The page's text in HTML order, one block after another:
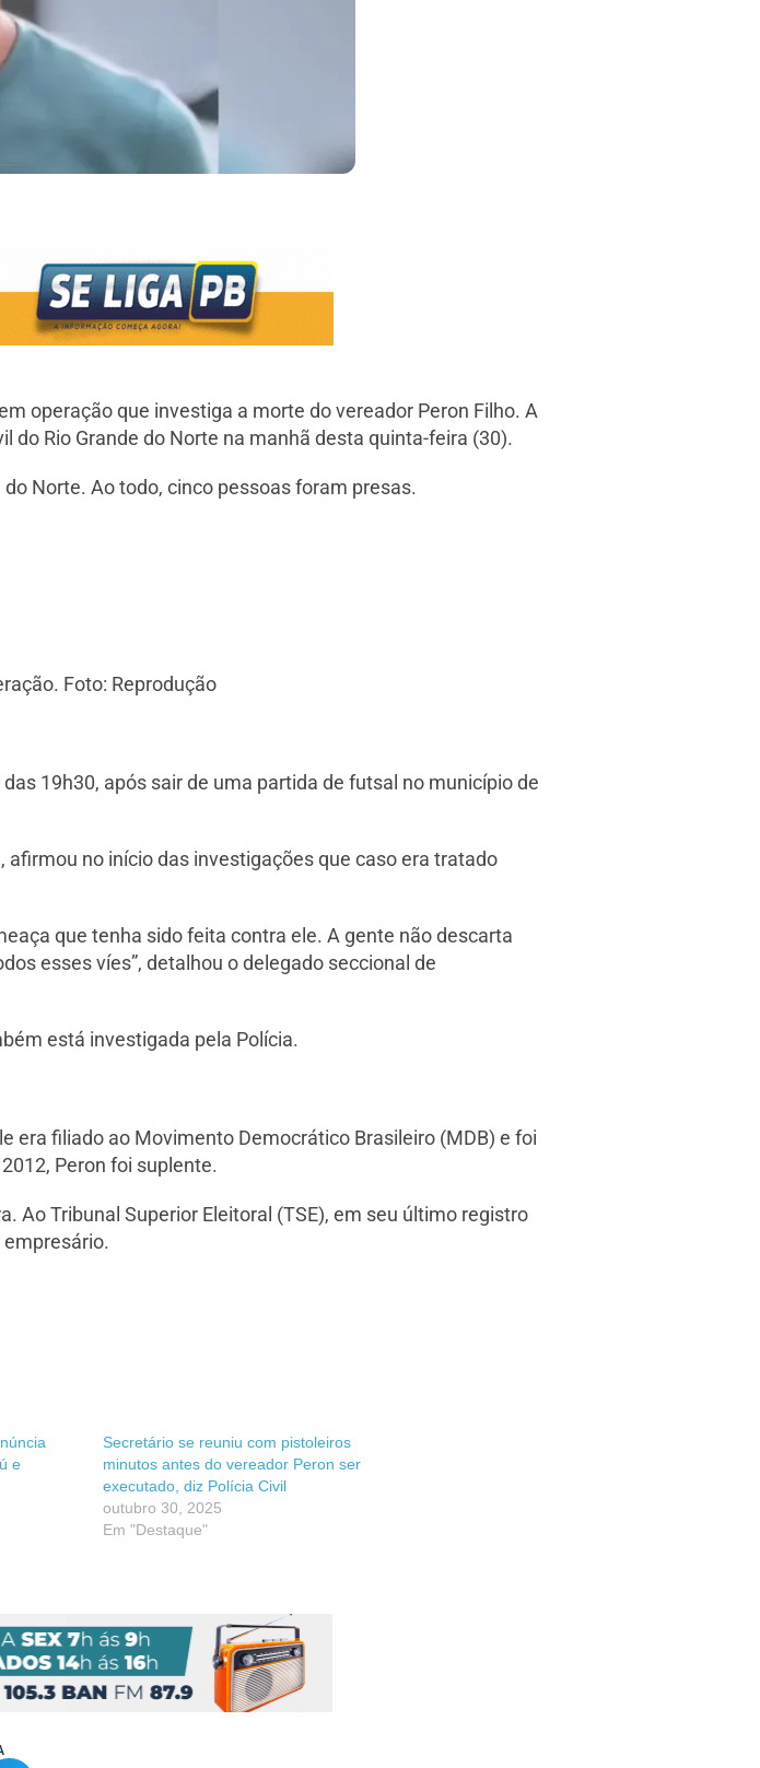
operação que investiga a morte do vereador Peron Filho. A
do Rio Grande do Norte na manhã desta quinta-feira (30).
Norte. Ao todo, cinco pessoas foram presas.
Foto: Reprodução
19h30, após sair de uma partida de futsal no município de
afirmou no início das investigações que caso era tratado
que tenha sido feita contra ele. A gente não descarta
esses víes”, detalhou o delegado seccional de
está investigada pela Polícia.
era filiado ao Movimento Democrático Brasileiro (MDB) e foi
Peron foi suplente.
Ao Tribunal Superior Eleitoral (TSE), em seu último registro
e
Secretário se reuniu com pistoleiros
minutos antes do vereador Peron ser
executado, diz Polícia Civil
outubro 30, 2025
Em "Destaque"